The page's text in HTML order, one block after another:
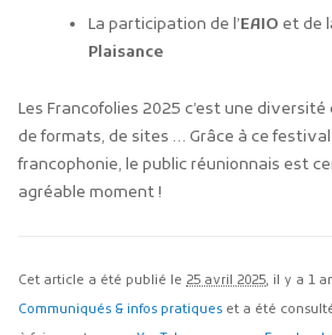
La participation de l’EAIO et de
Plaisance
Les Francofolies 2025 c’est une
de formats, de sites … Grâce à ce
francophonie, le public réunionnais est
agréable moment !
Cet article a été publié le 25 avril 2025, il y a 1
Communiqués & infos pratiques et a été